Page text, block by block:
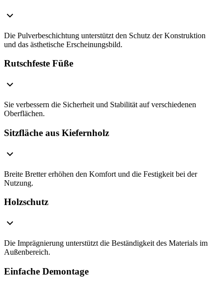
Die Pulverbeschichtung unterstützt den Schutz der Konstruktion
und das ästhetische Erscheinungsbild.
Rutschfeste Füße
Sie verbessern die Sicherheit und Stabilität auf verschiedenen
Oberflächen.
Sitzfläche aus Kiefernholz
Breite Bretter erhöhen den Komfort und die Festigkeit bei der
Nutzung.
Holzschutz
Die Imprägnierung unterstützt die Beständigkeit des Materials im
Außenbereich.
Einfache Demontage